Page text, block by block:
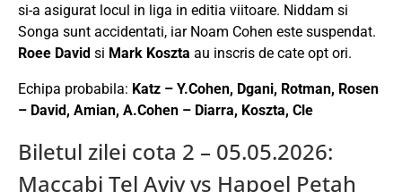
si-a asigurat locul in liga in editia viitoare. Niddam si
Songa sunt accidentati, iar Noam Cohen este suspendat.
Roee David si Mark Koszta au inscris de cate opt ori.
Echipa probabila: Katz – Y.Cohen, Dgani, Rotman, Rosen
– David, Amian, A.Cohen – Diarra, Koszta, Cle
Biletul zilei cota 2 – 05.05.2026:
Maccabi Tel Aviv vs Hapoel Petah